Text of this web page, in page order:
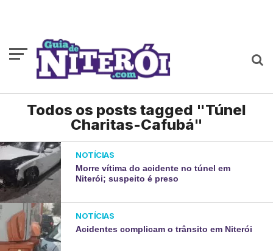
Todos os posts tagged "Túnel
Charitas-Cafubá"
NOTÍCIAS
Morre vítima do acidente no túnel em
Niterói; suspeito é preso
NOTÍCIAS
Acidentes complicam o trânsito em Niterói